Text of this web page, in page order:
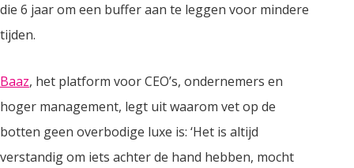
die 6 jaar om een buffer aan te leggen voor mindere
tijden.
Baaz, het platform voor CEO’s, ondernemers en
hoger management, legt uit waarom vet op de
botten geen overbodige luxe is: ‘Het is altijd
verstandig om iets achter de hand hebben, mocht